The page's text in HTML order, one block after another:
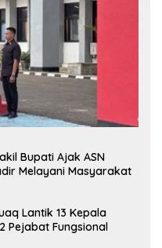
Bupati Ajak ASN
Melayani Masyarakat
Lantik 13 Kepala
Pejabat Fungsional